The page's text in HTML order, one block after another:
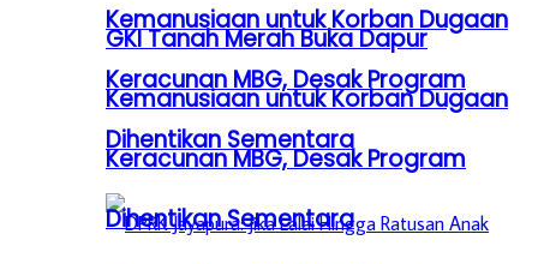
Kemanusiaan untuk Korban Dugaan
Keracunan MBG, Desak Program
Dihentikan Sementara
GKI Tanah Merah Buka Dapur
Kemanusiaan untuk Korban Dugaan
Keracunan MBG, Desak Program
Dihentikan Sementara